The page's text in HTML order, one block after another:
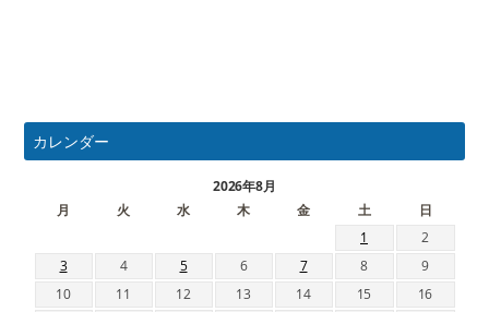
カレンダー
2026年8月
月
火 水 木 金 土
日
1
2
3
4 5 6 7 8
9
10
11 12 13 14 15
16